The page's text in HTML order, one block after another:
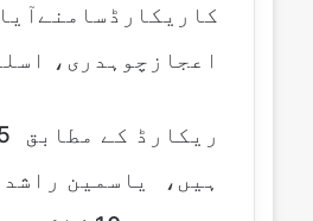
اعجازچوہدری،